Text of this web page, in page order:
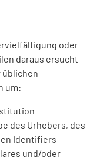
oder
daraus ersucht
üblichen
um:
des Urhebers, des
Identifiers
und/oder